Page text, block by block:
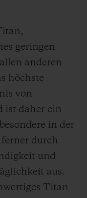
geringen
anderen
höchste
von
ist daher ein
in der
durch
und
aus.
Titan